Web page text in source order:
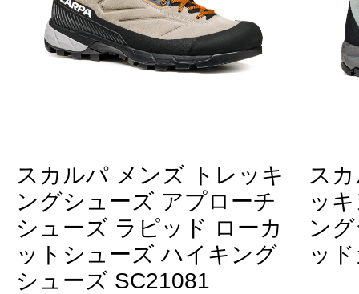
スカルパ メンズ トレッキ
ングシューズ アプローチ
シューズ ラピッド ローカ
ットシューズ ハイキング
シューズ SC21081
ス
ッ
ン
ッ